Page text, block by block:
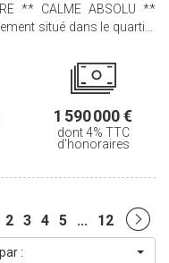
**
de vous proposer, cet
au sein de la charmante
avec gardien, qui
l'entrée, une
beaux volumes, sa
que sa très belle hauteur
aménagée et
A l'étage,
chambres , deux salles
et de nombreux
1 590 000 €
dont 4% TTC
d'honoraires
2 3 4 5 ... 12
: